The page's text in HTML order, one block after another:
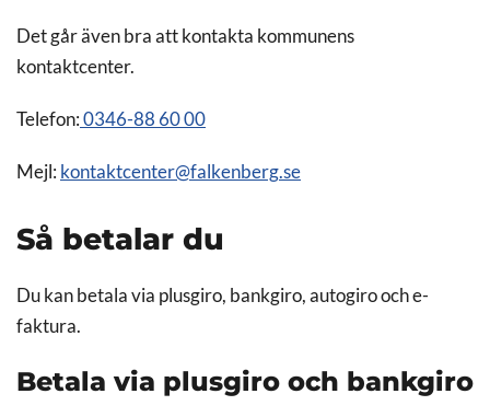
Det går även bra att kontakta kommunens
kontaktcenter.
Telefon: 0346-88 60 00
Mejl: kontaktcenter@falkenberg.se
Så betalar du
Du kan betala via plusgiro, bankgiro, autogiro och e-
faktura.
Betala via plusgiro och bankgiro